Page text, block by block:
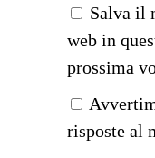
Salva il
web in
prossima
risposte al